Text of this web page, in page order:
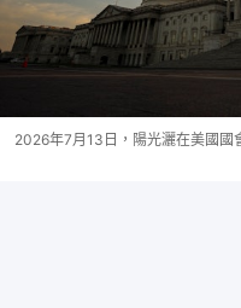
2026年7月13日，陽光灑在美國國